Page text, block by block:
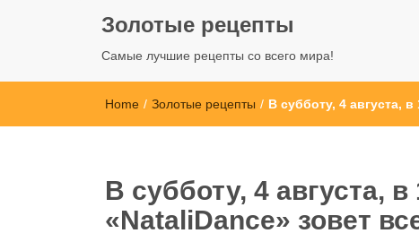
Золотые рецепты
Самые лучшие рецепты со всего мира!
Home / Золотые рецепты / В субботу, 4 августа,
В субботу, 4 августа,
«NataliDance» зовет